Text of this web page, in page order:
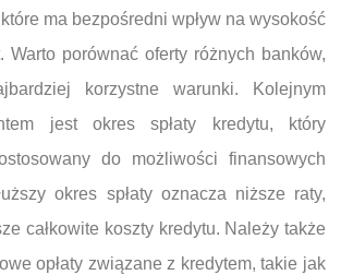
ma bezpośredni wpływ na wysokość
Warto porównać oferty różnych banków,
korzystne warunki. Kolejnym
jest okres spłaty kredytu, który
do możliwości finansowych
okres spłaty oznacza niższe raty,
całkowite koszty kredytu. Należy także
opłaty związane z kredytem, takie jak